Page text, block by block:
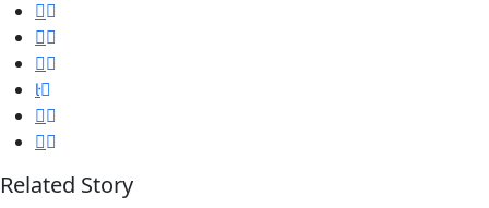
Related Story